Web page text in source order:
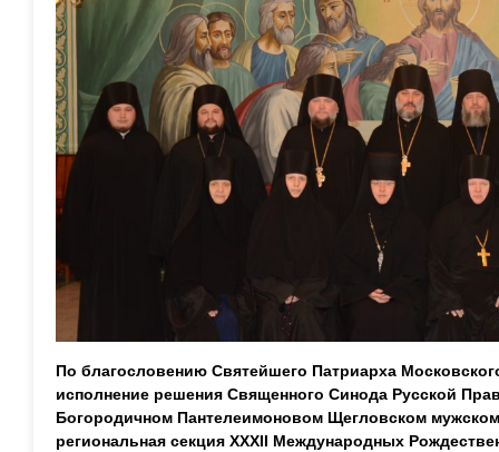
По благословению Святейшего Патриарха
исполнение решения Священного Синода Русской
Богородичном Пантелеимоновом Щегловском
региональная секция XXXII Международных